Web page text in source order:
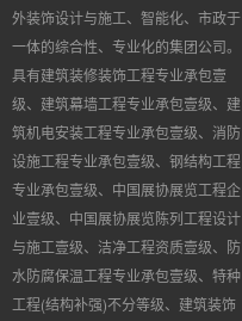
外装饰设计与施工、智能化、市政于
一体的综合性、专业化的集团公司。
具有建筑装修装饰工程专业承包壹
级、建筑幕墙工程专业承包壹级、建
筑机电安装工程专业承包壹级、消防
设施工程专业承包壹级、钢结构工程
专业承包壹级、中国展协展览工程企
业壹级、中国展协展览陈列工程设计
与施工壹级、洁净工程资质壹级、防
水防腐保温工程专业承包壹级、特种
工程(结构补强)不分等级、建筑装饰